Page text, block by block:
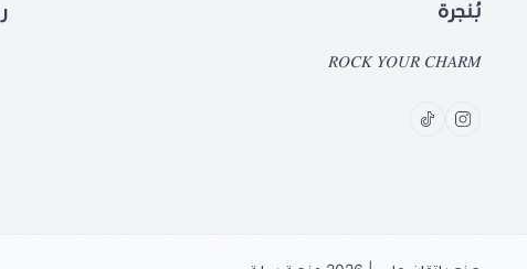
بُنجرة
𝑅𝑂𝐶𝐾 𝑌𝑂𝑈𝑅 𝐶𝐻𝐴𝑅𝑀